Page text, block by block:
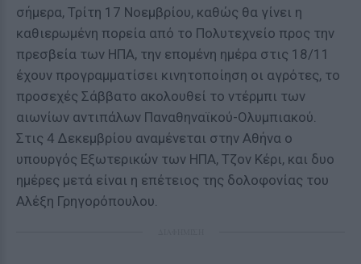
σήμερα, Τρίτη 17 Νοεμβρίου, καθώς θα γίνει η
καθιερωμένη πορεία από το Πολυτεχνείο προς την
πρεσβεία των ΗΠΑ, την επομένη ημέρα στις 18/11
έχουν προγραμματίσει κινητοποίηση οι αγρότες, το
προσεχές Σάββατο ακολουθεί το ντέρμπι των
αιωνίων αντιπάλων Παναθηναϊκού-Ολυμπιακού.
Στις 4 Δεκεμβρίου αναμένεται στην Αθήνα ο
υπουργός Εξωτερικών των ΗΠΑ, Τζον Κέρι, και δυο
ημέρες μετά είναι η επέτειος της δολοφονίας του
Αλέξη Γρηγορόπουλου.